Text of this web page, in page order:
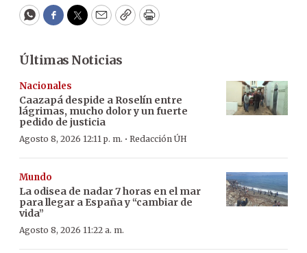
WhatsApp
Facebook
Twitter
EmailCopyPrint
Últimas Noticias
Nacionales
Caazapá despide a Roselín entre
lágrimas, mucho dolor y un fuerte
pedido de justicia
Agosto 8, 2026 12:11 p. m. · Redacción ÚH
Mundo
La odisea de nadar 7 horas en el mar
para llegar a España y “cambiar de
vida”
Agosto 8, 2026 11:22 a. m.